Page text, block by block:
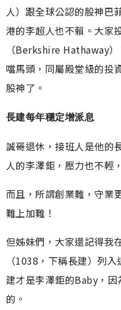
人）跟全球公認的股神巴
港的李超人也不賴。大家
（Berkshire Hathaway
噹馬頭，同屬殿堂級的投
股神了。
長建每年穩定增派息
誠哥退休，接班人是他的
人的李澤鉅，壓力也不輕
而且，所謂創業難，守業
難上加難！
但姊妹們，大家還記得我
（1038，下稱長建）列
建才是李澤鉅的Baby，因
的。